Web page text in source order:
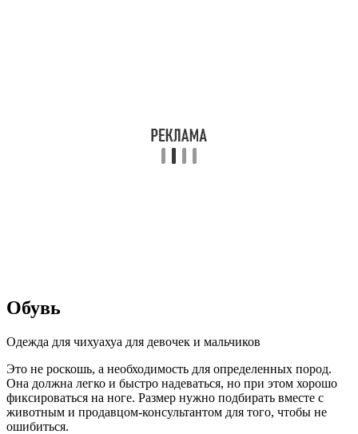
Обувь
Одежда для чихуахуа для девочек и мальчиков
Это не роскошь, а необходимость для определенных пород.
Она должна легко и быстро надеваться, но при этом хорошо
фиксироваться на ноге. Размер нужно подбирать вместе с
животным и продавцом-консультантом для того, чтобы не
ошибиться.